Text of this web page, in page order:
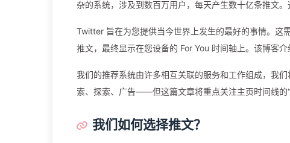
杂的系统，涉及到数百万用户，每天产生数十亿条推文
Twitter 旨在为您提供当今世界上发生的最好的事情。这
推文，最终显示在您设备的 For You 时间轴上。该博客
我们的推荐系统由许多相互关联的服务和工作组成，我
索、探索、广告——但这篇文章将重点关注主页时间线的“
我们如何选择推文？